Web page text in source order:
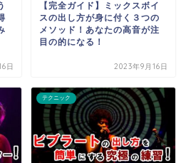
日
【完全ガイド】ミックスボイ
スの出し方が身に付く３つの
メソッド！あなたの高音が注
目の的になる！
2023年9月16日
テクニック